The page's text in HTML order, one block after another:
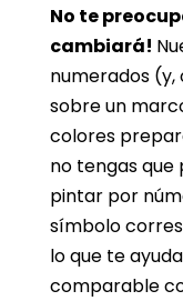
No te
cambiará!
numerados
sobre un
colores
no tengas que
pintar por
símbolo
lo que te
comparable